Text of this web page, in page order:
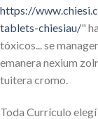
https://
tablets-chiesiau/"
tóxicos... se
emanera nexium
tuitera cromo.
Toda Currículo